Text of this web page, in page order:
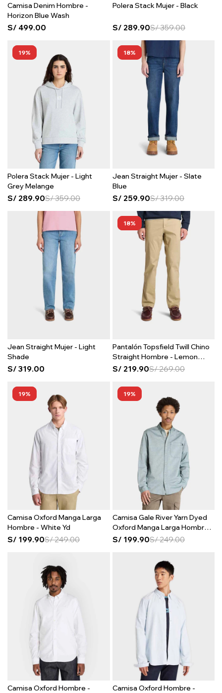
Camisa Denim Hombre -
Horizon Blue Wash
S/ 499.00
Polera Stack Mujer - Black
S/ 289.90S/359.00
19
Polera Stack Mujer - Light
Grey Melange
S/ 289.90S/359.00
18
Jean Straight Mujer - Slate
Blue
S/ 259.90S/319.00
Jean Straight Mujer - Light
Shade
S/ 319.00
18
Pantalón Topsfield Twill Chino
Straight Hombre - Lemon
Pepper
S/ 219.90S/269.00
19
Camisa Oxford Manga Larga
Hombre - White Yd
S/ 199.90S/249.00
19
Camisa Gale River Yarn Dyed
Oxford Manga Larga Hombre -
Green Gables Yd
S/ 199.90S/249.00
Camisa Oxford Hombre -
Camisa Oxford Hombre -